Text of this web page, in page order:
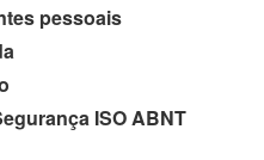
pessoais
ISO ABNT